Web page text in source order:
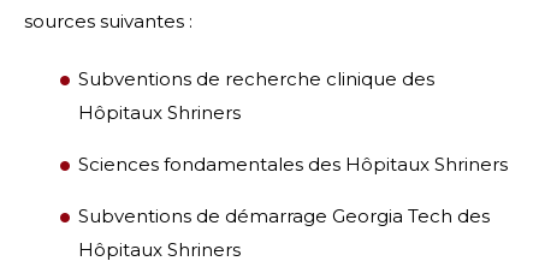
sources suivantes :
Subventions de recherche clinique des
Hôpitaux Shriners
Sciences fondamentales des Hôpitaux Shriners
Subventions de démarrage Georgia Tech des
Hôpitaux Shriners